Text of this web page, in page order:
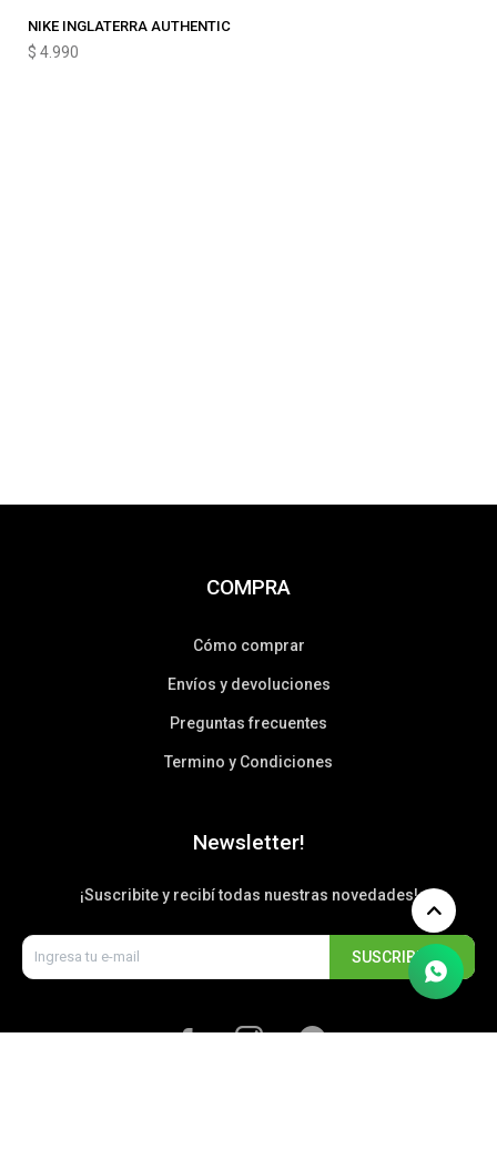
NIKE INGLATERRA AUTHENTIC
$ 4.990
COMPRA
Cómo comprar
Envíos y devoluciones
Preguntas frecuentes
Termino y Condiciones
Newsletter!
¡Suscribite y recibí todas nuestras novedades!
SUSCRIBIRME
  